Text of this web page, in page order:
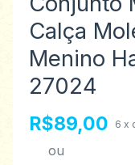
Calça
Menino
27024
R$89,00 6 x
ou